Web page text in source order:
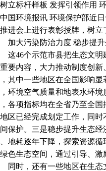
树立标杆样板 发挥引领作用
国环境报讯 环境保护部近
进会上进行表彰授牌，树
大污染防治力度 稳步提升
46个示范市县把生态文明建
要内容，大力推动制度创
其中一些地区在全国影响
环境空气质量和地表水环
各项指标均在全省乃至全
区已经完成划定工作，同
保护。三是稳步提升生态
地耗逐年下降，探索资源
色生态空间，通过引导、
时，还有一些地区在生态